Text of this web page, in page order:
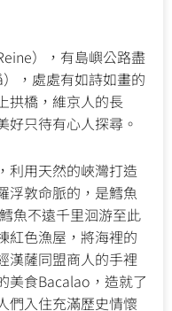
），有島嶼公路盡
，處處有如詩如畫的
拱橋，維京人的長
好只待有心人探尋。
利用天然的峽灣打造
浮敦命脈的，是鱈魚
魚不遠千里洄游至此
紅色漁屋，將海裡的
漢薩同盟商人的手裡
美食Bacalao，造就了
們入住充滿歷史情懷